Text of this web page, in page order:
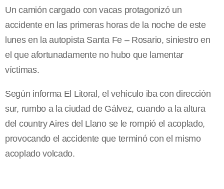
Un camión cargado con vacas protagonizó un
accidente en las primeras horas de la noche de este
lunes en la autopista Santa Fe – Rosario, siniestro en
el que afortunadamente no hubo que lamentar
víctimas.
Según informa El Litoral, el vehículo iba con dirección
sur, rumbo a la ciudad de Gálvez, cuando a la altura
del country Aires del Llano se le rompió el acoplado,
provocando el accidente que terminó con el mismo
acoplado volcado.